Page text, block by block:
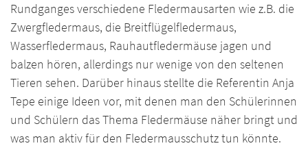
Rundganges verschiedene Fledermausarten wie z.B. die
Zwergfledermaus, die Breitflügelfledermaus,
Wasserfledermaus, Rauhautfledermäuse jagen und
balzen hören, allerdings nur wenige von den seltenen
Tieren sehen. Darüber hinaus stellte die Referentin Anja
Tepe einige Ideen vor, mit denen man den Schülerinnen
und Schülern das Thema Fledermäuse näher bringt und
was man aktiv für den Fledermausschutz tun könnte.